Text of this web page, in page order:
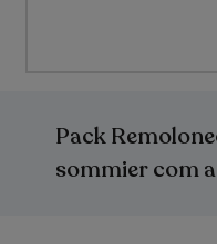
início
Galeria
Pack
sommier com